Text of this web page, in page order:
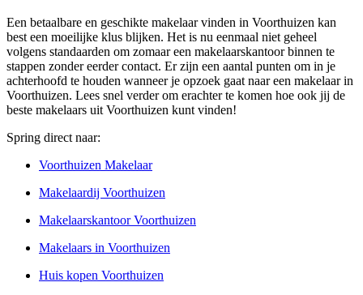
Een betaalbare en geschikte makelaar vinden in Voorthuizen kan
best een moeilijke klus blijken. Het is nu eenmaal niet geheel
volgens standaarden om zomaar een makelaarskantoor binnen te
stappen zonder eerder contact. Er zijn een aantal punten om in je
achterhoofd te houden wanneer je opzoek gaat naar een makelaar in
Voorthuizen. Lees snel verder om erachter te komen hoe ook jij de
beste makelaars uit Voorthuizen kunt vinden!
Spring direct naar:
Voorthuizen Makelaar
Makelaardij Voorthuizen
Makelaarskantoor Voorthuizen
Makelaars in Voorthuizen
Huis kopen Voorthuizen